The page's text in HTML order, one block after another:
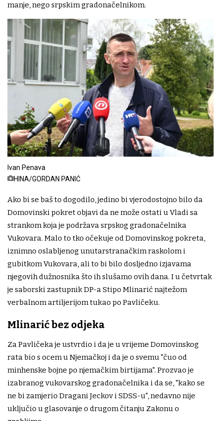
manje, nego srpskim gradonačelnikom.
Ivan Penava
HINA/GORDAN PANIĆ
Ako bi se baš to dogodilo, jedino bi vjerodostojno bilo da
Domovinski pokret objavi da ne može ostati u Vladi sa
strankom koja je podržava srpskog gradonačelnika
Vukovara. Malo to tko očekuje od Domovinskog pokreta,
iznimno oslabljenog unutarstranačkim raskolom i
gubitkom Vukovara, ali to bi bilo dosljedno izjavama
njegovih dužnosnika što ih slušamo ovih dana. I u četvrtak
je saborski zastupnik DP-a Stipo Mlinarić najtežom
verbalnom artiljerijom tukao po Pavličeku.
Mlinarić bez odjeka
Za Pavličeka je ustvrdio i da je u vrijeme Domovinskog
rata bio s ocem u Njemačkoj i da je o svemu "čuo od
minhenske bojne po njemačkim birtijama". Prozvao je
izabranog vukovarskog gradonačelnika i da se, "kako se
ne bi zamjerio Dragani Jeckov i SDSS-u", nedavno nije
uključio u glasovanje o drugom čitanju Zakonu o